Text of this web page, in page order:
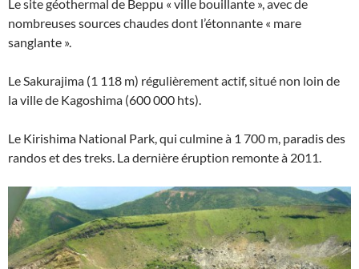
Le site géothermal de Beppu « ville bouillante », avec de
nombreuses sources chaudes dont l’étonnante « mare
sanglante ».
Le Sakurajima (1 118 m) régulièrement actif, situé non loin de
la ville de Kagoshima (600 000 hts).
Le Kirishima National Park, qui culmine à 1 700 m, paradis des
randos et des treks. La dernière éruption remonte à 2011.